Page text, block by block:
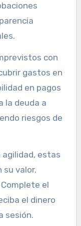
con
gastos en
en pagos
la deuda a
riesgos de
agilidad, estas
valor.
Complete el
el dinero
sesión.